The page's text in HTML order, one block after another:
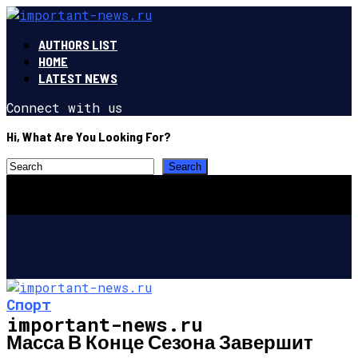
AUTHORS LIST
HOME
LATEST NEWS
Connect with us
Hi, What Are You Looking For?
important-news.ru
Спорт
Масса В Конце Сезона Завершит